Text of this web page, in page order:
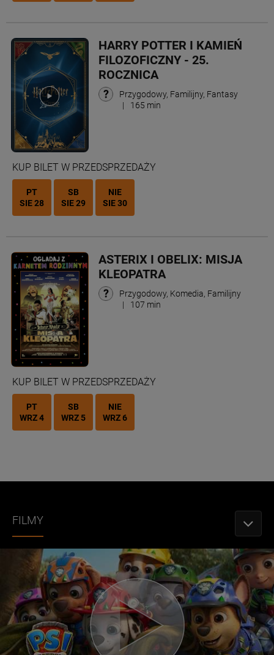
HARRY POTTER I KAMIEŃ
FILOZOFICZNY - 25.
ROCZNICA
Przygodowy, Familijny, Fantasy
|
165 min
KUP BILET W PRZEDSPRZEDAŻY
PT
SIE 28
SB
SIE 29
NIE
SIE 30
ASTERIX I OBELIX: MISJA
KLEOPATRA
Przygodowy, Komedia, Familijny
|
107 min
KUP BILET W PRZEDSPRZEDAŻY
PT
WRZ 4
SB
WRZ 5
NIE
WRZ 6
FILMY